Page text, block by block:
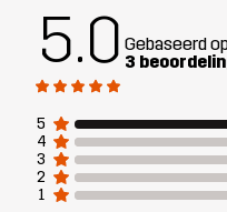
voor
Artikelnummer
5.0 Gebaseerd
3
5
4
3
2
1